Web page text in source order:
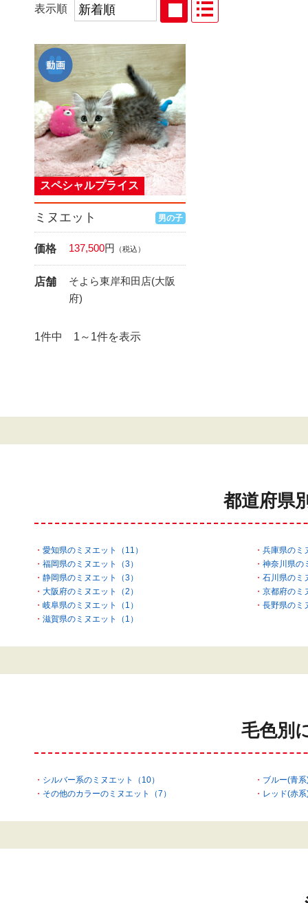
表示順
ミヌエット 男の子
スペシャルプライス
価格 137,500円 （税込）
店舗
そよら東岸和田店(大阪
府)
1件中 1～1件を表示
都道府県
愛知県のミヌエット（11）
兵庫県のミ
福岡県のミヌエット（3）
神奈川県の
静岡県のミヌエット（3）
石川県のミ
大阪府のミヌエット（2）
京都府のミ
岐阜県のミヌエット（1）
長野県のミ
滋賀県のミヌエット（1）
毛色別
シルバー系のミヌエット（10）
ブルー(青
その他のカラーのミヌエット（7）
レッド(赤